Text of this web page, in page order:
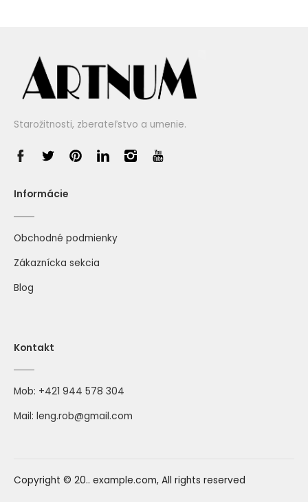
Starožitnosti, zberateľstvo a umenie.
Informácie
Obchodné podmienky
Zákaznícka sekcia
Blog
Kontakt
Mob: +421 944 578 304
Mail: leng.rob@gmail.com
Copyright © 20.. example.com, All rights reserved